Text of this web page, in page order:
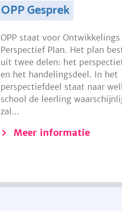
OPP Gesprek
OPP staat voor Ontwikkelings
Perspectief Plan. Het plan
uit twee delen: het
en het handelingsdeel. In het
perspectiefdeel staat naar
school de leerling
zal...
Meer informatie